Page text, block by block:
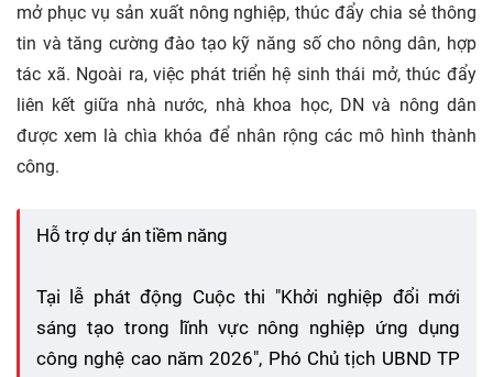
mở phục vụ sản xuất nông nghiệp, thúc đẩy chia sẻ thông
tin và tăng cường đào tạo kỹ năng số cho nông dân, hợp
tác xã. Ngoài ra, việc phát triển hệ sinh thái mở, thúc đẩy
liên kết giữa nhà nước, nhà khoa học, DN và nông dân
được xem là chìa khóa để nhân rộng các mô hình thành
công.
Hỗ trợ dự án tiềm năng
Tại lễ phát động Cuộc thi "Khởi nghiệp đổi mới
sáng tạo trong lĩnh vực nông nghiệp ứng dụng
công nghệ cao năm 2026", Phó Chủ tịch UBND TP